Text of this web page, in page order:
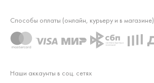
Наши аккаунты в соц. сетях
Способы оплаты (онлайн, курьеру и в магазине)